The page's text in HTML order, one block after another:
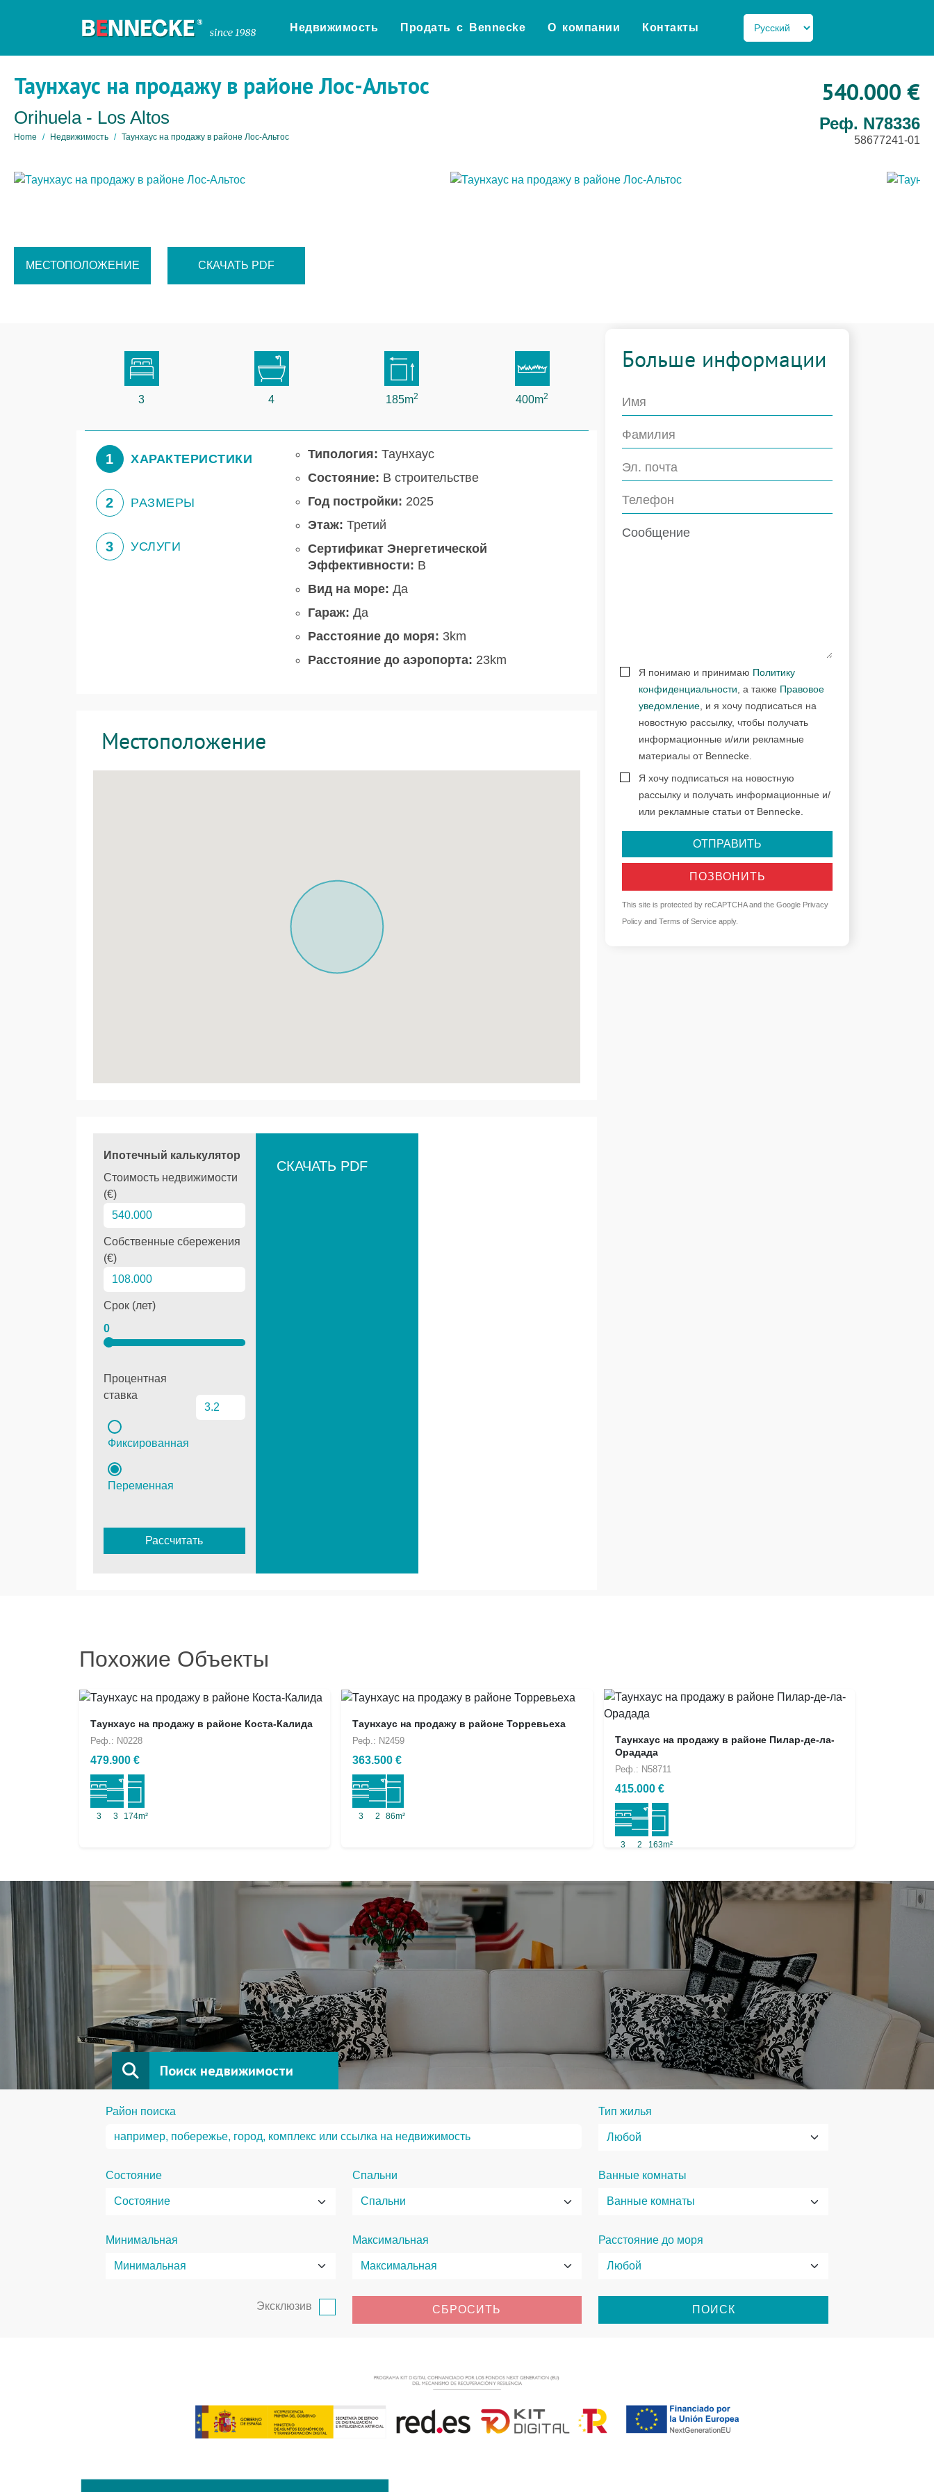
Недвижимость Продать с Bennecke О компании Контакты
Таунхаус на продажу в районе Лос-Альтос
Orihuela - Los Altos
Home Недвижимость Таунхаус на продажу в районе Лос-Альтос
540.000 €
Реф. N78336
58677241-01
МЕСТОПОЛОЖЕНИЕ СКАЧАТЬ PDF
3 4 185m2 400m2
1 ХАРАКТЕРИСТИКИ
2 РАЗМЕРЫ
3 УСЛУГИ
Типология: Таунхаус
Состояние: В строительстве
Год постройки: 2025
Этаж: Третий
Сертификат Энергетической
Эффективности: B
Вид на море: Да
Гараж: Да
Расстояние до моря: 3km
Расстояние до аэропорта: 23km
Местоположение
Ипотечный калькулятор
Стоимость недвижимости
(€)
Собственные сбережения
(€)
Срок (лет)
0
Процентная
ставка
Фиксированная
Переменная
Рассчитать
СКАЧАТЬ PDF
Больше информации
Я понимаю и принимаю Политику
конфиденциальности , а также Правовое
уведомление , и я хочу подписаться на
новостную рассылку, чтобы получать
информационные и/или рекламные
материалы от Bennecke.
Я хочу подписаться на новостную
рассылку и получать информационные и/
или рекламные статьи от Bennecke.
ОТПРАВИТЬ
ПОЗВОНИТЬ
This site is protected by reCAPTCHA and the Google Privacy
Policy andTerms of Service apply.
Похожие Объекты
Таунхаус на продажу в районе Коста-Калида
Реф.: N0228
479.900 €
3 3 174m²
Таунхаус на продажу в районе Торревьеха
Реф.: N2459
363.500 €
3 2 86m²
Таунхаус на продажу в районе Пилар-де-ла-
Орадада
Реф.: N58711
415.000 €
3 2 163m²
Поиск недвижимости
Район поиска Тип жилья
Состояние Спальни Ванные комнаты
Минимальная Максимальная Расстояние до моря
Эксклюзив СБРОСИТЬ ПОИСК